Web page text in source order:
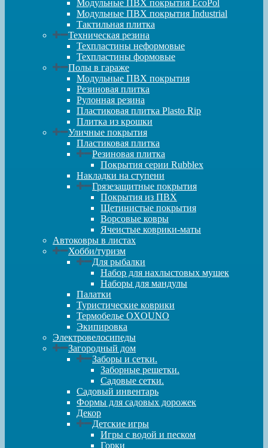
Модульные ПВХ покрытия EcoPol
Модульные ПВХ покрытия Industrial
Тактильная плитка
Техническая резина
Техпластины неформовые
Техпластины формовые
Полы в гараже
Модульные ПВХ покрытия
Резиновая плитка
Рулонная резина
Пластиковая плитка Plasto Rip
Плитка из крошки
Уличные покрытия
Пластиковая плитка
Резиновая плитка
Покрытия серии Rubblex
Накладки на ступени
Грязезащитные покрытия
Покрытия из ПВХ
Щетинистые покрытия
Ворсовые ковры
Ячеистые коврики-маты
Автоковры в листах
Хобби/туризм
Для рыбалки
Набор для нахлыстовых мушек
Наборы для мандулы
Палатки
Туристические коврики
Термобелье OXOUNO
Экипировка
Электровелосипеды
Загородный дом
Заборы и сетки.
Заборные решетки.
Садовые сетки.
Садовый инвентарь
Формы для садовых дорожек
Декор
Детские игры
Игры с водой и песком
Горки